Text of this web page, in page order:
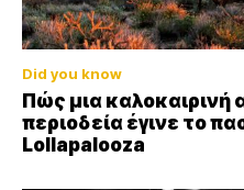
Did you know
Πώς μια καλοκαιρινή
περιοδεία έγινε το
Lollapalooza